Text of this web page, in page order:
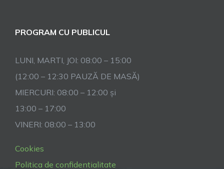
PROGRAM CU PUBLICUL
LUNI, MARTI, JOI: 08:00 – 15:00
(12:00 – 12:30 PAUZĂ DE MASĂ)
MIERCURI: 08:00 – 12:00 și
13:00 – 17:00
VINERI: 08:00 – 13:00
Cookies
Politica de confidentialitate